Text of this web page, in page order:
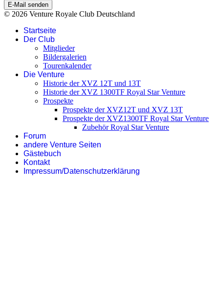
E-Mail senden
© 2026 Venture Royale Club Deutschland
Startseite
Der Club
Mitglieder
Bildergalerien
Tourenkalender
Die Venture
Historie der XVZ 12T und 13T
Historie der XVZ 1300TF Royal Star Venture
Prospekte
Prospekte der XVZ12T und XVZ 13T
Prospekte der XVZ1300TF Royal Star Venture
Zubehör Royal Star Venture
Forum
andere Venture Seiten
Gästebuch
Kontakt
Impressum/Datenschutzerklärung